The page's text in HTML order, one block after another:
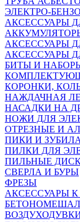
ЭЛЕКТРО-
АКСЕССУАРЫ
АКСЕССУАРЫ
АКСЕССУАРЫ
БИТЫ И
КОРОНКИ,
НАЖДАЧНАЯ
НАСАДКИ НА
НОЖИ ДЛЯ
ОТРЕЗНЫЕ И
ПИКИ И
ПИЛКИ ДЛЯ
ПИЛЬНЫЕ
СВЕРЛА И БУРЫ
ФРЕЗЫ
АКСЕССУАРЫ